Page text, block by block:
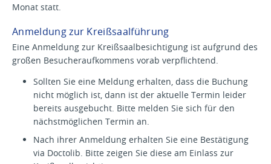
Monat statt.
Anmeldung zur Kreißsaalführung
Eine Anmeldung zur Kreißsaalbesichtigung ist aufgrund des
großen Besucheraufkommens vorab verpflichtend.
Sollten Sie eine Meldung erhalten, dass die Buchung
nicht möglich ist, dann ist der aktuelle Termin leider
bereits ausgebucht. Bitte melden Sie sich für den
nächstmöglichen Termin an.
Nach ihrer Anmeldung erhalten Sie eine Bestätigung
via Doctolib. Bitte zeigen Sie diese am Einlass zur